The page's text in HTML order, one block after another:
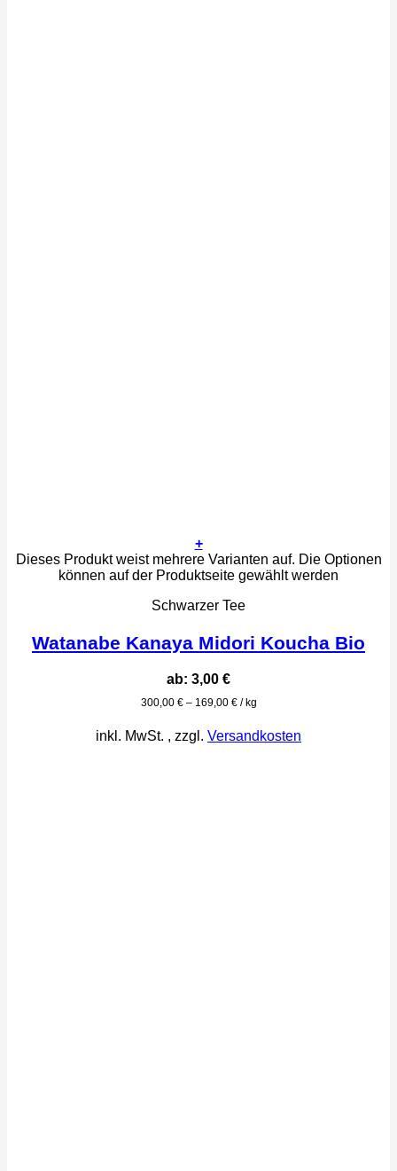
+
Dieses Produkt weist mehrere Varianten auf. Die Optionen
können auf der Produktseite gewählt werden
Schwarzer Tee
Watanabe Kanaya Midori Koucha Bio
ab: 3,00 €
300,00 €– 169,00 €/ kg
inkl. MwSt. , zzgl. Versandkosten